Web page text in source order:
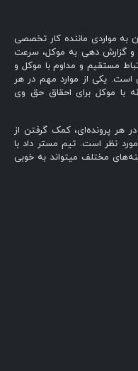
به مواردی ماننده کار تخصصی
و گزارش دهی به موکل، سرعت
مستقیم و مداوم با موکل و
است. یکی از موارد مهم در هر
با موکل برای احقاق حق وی
در هر پرونده‌ای، کمک گرفتن از
نظر است. تیم مستر داد با
مختلف میتواند به خوبی